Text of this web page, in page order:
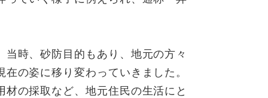
時、砂防目的もあり、地元の方々
の姿に移り変わっていきました。
の採取など、地元住民の生活にと